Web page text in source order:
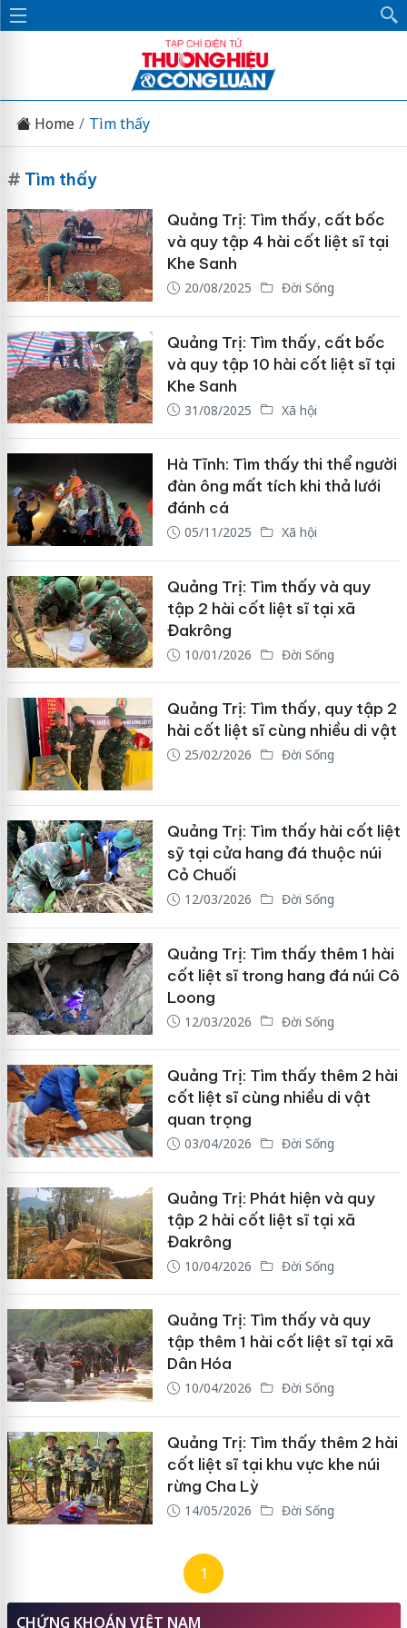
Home Tìm thấy
# Tìm thấy
Quảng Trị: Tìm thấy, cất bốc
và quy tập 4 hài cốt liệt sĩ tại
Khe Sanh
20/08/2025 Đời Sống
Quảng Trị: Tìm thấy, cất bốc
và quy tập 10 hài cốt liệt sĩ tại
Khe Sanh
31/08/2025 Xã hội
Hà Tĩnh: Tìm thấy thi thể người
đàn ông mất tích khi thả lưới
đánh cá
05/11/2025 Xã hội
Quảng Trị: Tìm thấy và quy
tập 2 hài cốt liệt sĩ tại xã
Đakrông
10/01/2026 Đời Sống
Quảng Trị: Tìm thấy, quy tập 2
hài cốt liệt sĩ cùng nhiều di vật
25/02/2026 Đời Sống
Quảng Trị: Tìm thấy hài cốt liệt
sỹ tại cửa hang đá thuộc núi
Cỏ Chuối
12/03/2026 Đời Sống
Quảng Trị: Tìm thấy thêm 1 hài
cốt liệt sĩ trong hang đá núi Cô
Loong
12/03/2026 Đời Sống
Quảng Trị: Tìm thấy thêm 2 hài
cốt liệt sĩ cùng nhiều di vật
quan trọng
03/04/2026 Đời Sống
Quảng Trị: Phát hiện và quy
tập 2 hài cốt liệt sĩ tại xã
Đakrông
10/04/2026 Đời Sống
Quảng Trị: Tìm thấy và quy
tập thêm 1 hài cốt liệt sĩ tại xã
Dân Hóa
10/04/2026 Đời Sống
Quảng Trị: Tìm thấy thêm 2 hài
cốt liệt sĩ tại khu vực khe núi
rừng Cha Lỳ
14/05/2026 Đời Sống
1
CHỨNG KHOÁN VIỆT NAM